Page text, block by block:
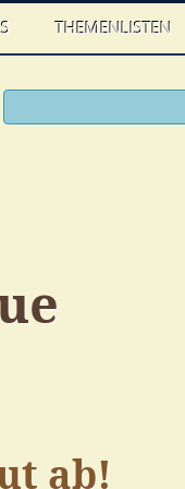
THEMENLISTEN
ab!